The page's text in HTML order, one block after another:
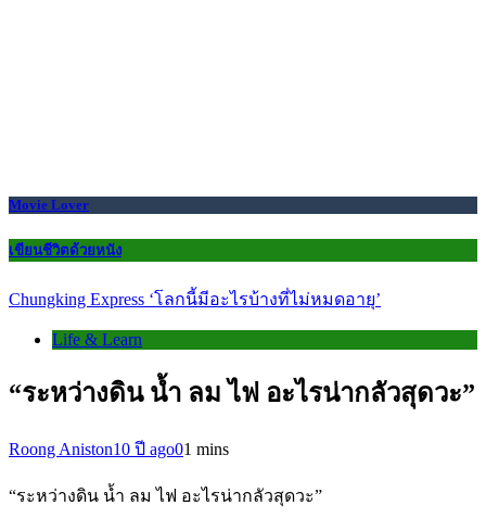
Movie Lover
เขียนชีวิตด้วยหนัง
Chungking Express ‘โลกนี้มีอะไรบ้างที่ไม่หมดอายุ’
Life & Learn
“ระหว่างดิน น้ำ ลม ไฟ อะไรน่ากลัวสุดวะ”
Roong Aniston10 ปี ago01 mins
“ระหว่างดิน น้ำ ลม ไฟ อะไรน่ากลัวสุดวะ”